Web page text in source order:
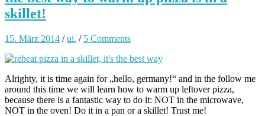
skillet!
15. März 2014 /ui. / 5 Comments
Alrighty, it is time again for „hello, germany!“ and in the follow me
around this time we will learn how to warm up leftover pizza,
because there is a fantastic way to do it: NOT in the microwave,
NOT in the oven! Do it in a pan or a skillet! Trust me!